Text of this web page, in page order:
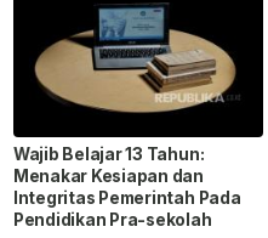
Wajib Belajar 13 Tahun:
Menakar Kesiapan dan
Integritas Pemerintah Pada
Pendidikan Pra-sekolah